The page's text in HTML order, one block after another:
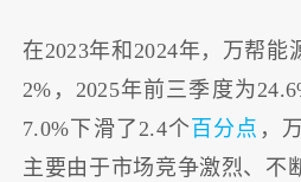
在2023年和2024年，万帮能
2%，2025年前三季度为
7.0%下滑了2.4个 百分点 ，
主要由于市场竞争激烈、不